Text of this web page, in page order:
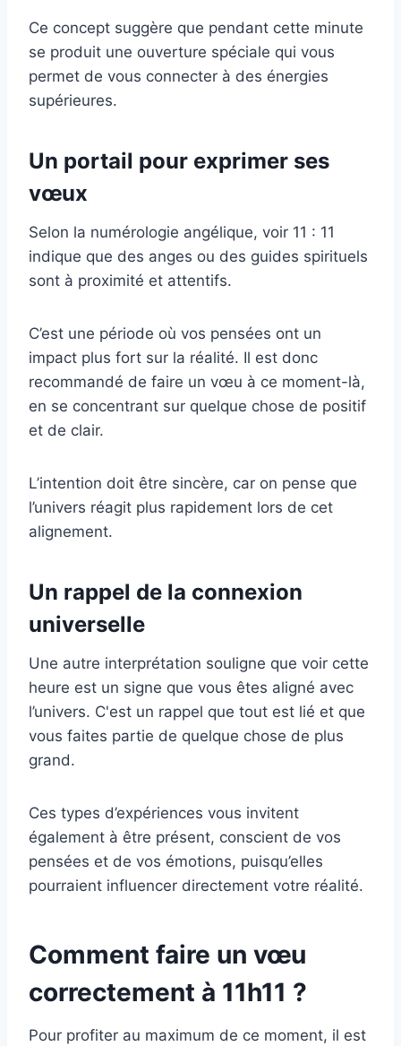
Ce concept suggère que pendant cette minute
se produit une ouverture spéciale qui vous
permet de vous connecter à des énergies
supérieures.
Un portail pour exprimer ses
vœux
Selon la numérologie angélique, voir 11 : 11
indique que des anges ou des guides spirituels
sont à proximité et attentifs.
C’est une période où vos pensées ont un
impact plus fort sur la réalité. Il est donc
recommandé de faire un vœu à ce moment-là,
en se concentrant sur quelque chose de positif
et de clair.
L’intention doit être sincère, car on pense que
l’univers réagit plus rapidement lors de cet
alignement.
Un rappel de la connexion
universelle
Une autre interprétation souligne que voir cette
heure est un signe que vous êtes aligné avec
l’univers. C'est un rappel que tout est lié et que
vous faites partie de quelque chose de plus
grand.
Ces types d’expériences vous invitent
également à être présent, conscient de vos
pensées et de vos émotions, puisqu’elles
pourraient influencer directement votre réalité.
Comment faire un vœu
correctement à 11h11 ?
Pour profiter au maximum de ce moment, il est